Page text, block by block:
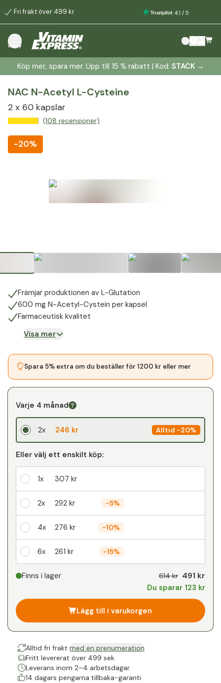
Fri frakt över 499 kr : 4.1 / 5
meny
Köp mer, spara mer. Upp till 15 % rabatt | Kod: STACK→
NAC N-Acetyl L-Cysteine
2 x 60 kapslar
(108 recensioner)
-20%
Främjar produktionen av L-Glutation
600 mg N-Acetyl-Cystein per kapsel
Farmaceutisk kvalitet
Visa mer
Spara 5% extra om du beställer för 1200 kr eller mer
Varje 4 månad
2x 246 kr Alltid -20%
Eller välj ett enskilt köp:
1x 307 kr
2x 292 kr -5%
4x 276 kr -10%
6x 261 kr -15%
-%
Finns i lager 614 kr 491 kr
Du sparar 123 kr
Lägg till i varukorgen
Alltid fri frakt med en prenumeration
Fritt levererat över 499 sek
Leverans inom 2–4 arbetsdagar
14 dagars pengarna tillbaka-garanti